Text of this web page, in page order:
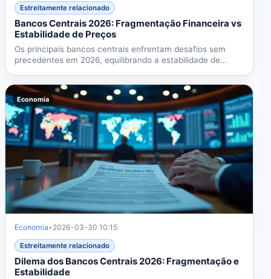
Estreitamente relacionado
Bancos Centrais 2026: Fragmentação Financeira vs
Estabilidade de Preços
Os principais bancos centrais enfrentam desafios sem
precedentes em 2026, equilibrando a estabilidade de
Economia
Economia• 2026-03-30 10:15
Estreitamente relacionado
Dilema dos Bancos Centrais 2026: Fragmentação e
Estabilidade